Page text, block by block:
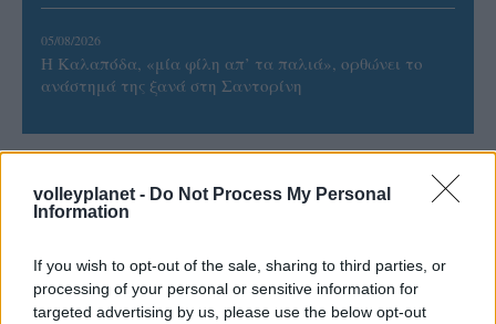
volleyplanet - Do Not Process My Personal
Information
If you wish to opt-out of the sale, sharing to third parties, or
processing of your personal or sensitive information for
targeted advertising by us, please use the below opt-out
05/08/2026
Η Καλαπόδα, «μία φίλη απ’ τα παλιά», ορθώνει το
ανάστημά της ξανά στη Σαντορίνη
ΓΝΩΜΕΣ
ΠΕΝΥ ΡΟΝΤΟΓΙΑΝΝΗ